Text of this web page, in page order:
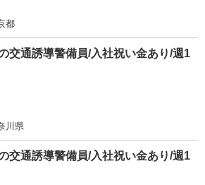
都
交通誘導警備員/入社祝い金あり/週1
川県
交通誘導警備員/入社祝い金あり/週1